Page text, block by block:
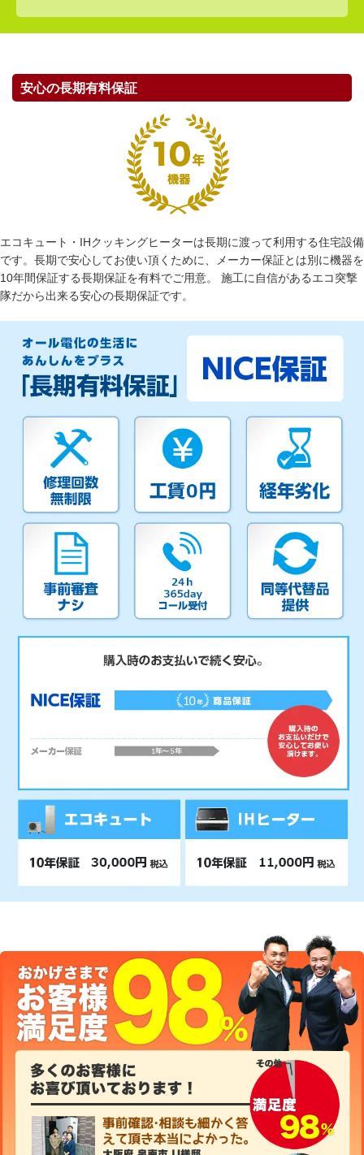
安心の長期有料保証
エコキュート・IHクッキングヒーターは長期に渡って利用する住宅設備
です。長期で安心してお使い頂くために、メーカー保証とは別に機器を
10年間保証する長期保証を有料でご用意。 施工に自信があるエコ突撃
隊だから出来る安心の長期保証です。